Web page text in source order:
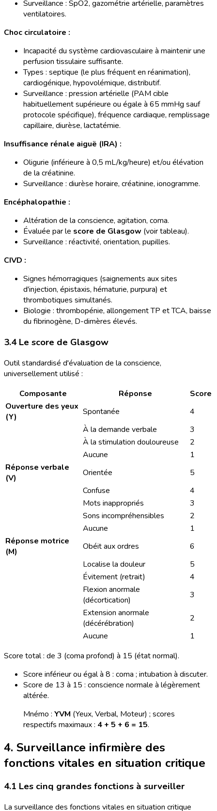
Surveillance : SpO2, gazométrie artérielle, paramètres
ventilatoires.
Choc circulatoire :
Incapacité du système cardiovasculaire à maintenir une
perfusion tissulaire suffisante.
Types : septique (le plus fréquent en réanimation),
cardiogénique, hypovolémique, distributif.
Surveillance : pression artérielle (PAM cible
habituellement supérieure ou égale à 65 mmHg sauf
protocole spécifique), fréquence cardiaque, remplissage
capillaire, diurèse, lactatémie.
Insuffisance rénale aiguë (IRA) :
Oligurie (inférieure à 0,5 mL/kg/heure) et/ou élévation
de la créatinine.
Surveillance : diurèse horaire, créatinine, ionogramme.
Encéphalopathie :
Altération de la conscience, agitation, coma.
Évaluée par le score de Glasgow (voir tableau).
Surveillance : réactivité, orientation, pupilles.
CIVD :
Signes hémorragiques (saignements aux sites
d'injection, épistaxis, hématurie, purpura) et
thrombotiques simultanés.
Biologie : thrombopénie, allongement TP et TCA, baisse
du fibrinogène, D-dimères élevés.
3.4 Le score de Glasgow
Outil standardisé d'évaluation de la conscience,
universellement utilisé :
Composante
Réponse
Score
Ouverture des yeux
(Y)
Spontanée
4
À la demande verbale
3
À la stimulation douloureuse
2
Aucune
1
Réponse verbale
(V)
Orientée
5
Confuse
4
Mots inappropriés
3
Sons incompréhensibles
2
Aucune
1
Réponse motrice
(M)
Obéit aux ordres
6
Localise la douleur
5
Évitement (retrait)
4
Flexion anormale
(décortication)
3
Extension anormale
(décérébration)
2
Aucune
1
Score total : de 3 (coma profond) à 15 (état normal).
Score inférieur ou égal à 8 : coma ; intubation à discuter.
Score de 13 à 15 : conscience normale à légèrement
altérée.
Mnémo : YVM (Yeux, Verbal, Moteur) ; scores
respectifs maximaux : 4 + 5 + 6 = 15.
4. Surveillance infirmière des
fonctions vitales en situation critique
4.1 Les cinq grandes fonctions à surveiller
La surveillance des fonctions vitales en situation critique